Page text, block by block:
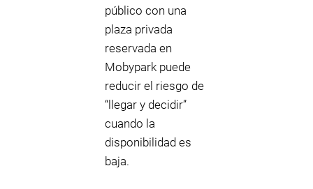
público con una
plaza privada
reservada en
Mobypark puede
reducir el riesgo de
“llegar y decidir”
cuando la
disponibilidad es
baja.